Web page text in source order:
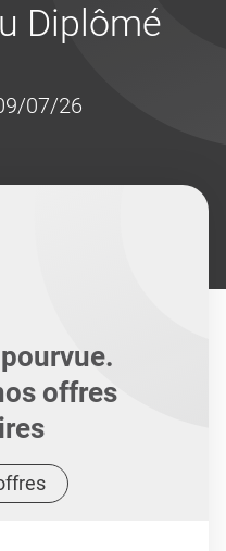
Diplômé
07/26
offres